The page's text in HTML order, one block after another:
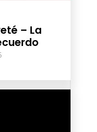
– La